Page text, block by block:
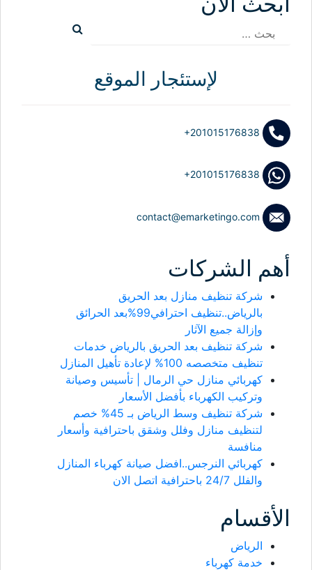
البحث
لإستئجار الموقع
+201015176838
+201015176838
contact@emarketingo.com
أهم الشركات
شركة تنظيف منازل بعد الحريق
بالرياض..تنظيف احترافي99%بعد الحرائق
وإزالة جميع الآثار
شركة تنظيف بعد الحريق بالرياض خدمات
تنظيف متخصصه 100% لإعادة تأهيل المنازل
كهربائي منازل حي الرمال | تأسيس وصيانة
وتركيب الكهرباء بأفضل الأسعار
شركة تنظيف وسط الرياض بـ 45% خصم
لتنظيف منازل وفلل وشقق باحترافية وأسعار
منافسة
كهربائي النرجس..افضل صيانة كهرباء المنازل
والفلل 24/7 باحترافية اتصل الان
الأقسام
الرياض
خدمة كهرباء